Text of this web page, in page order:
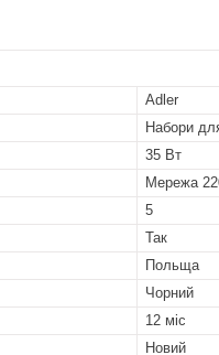
Adler
Набори
35 Вт
Мережа
5
Так
Польща
Чорний
12 міс
Новий